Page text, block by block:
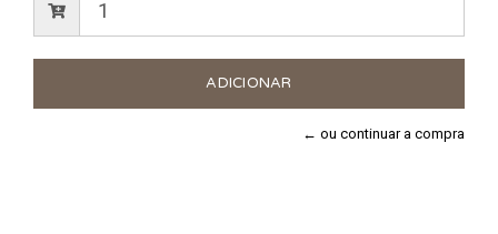
← ou continuar a compra